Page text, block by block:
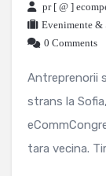
pr [ @ ]
Evenimente &
0 Comments
Antreprenorii
strans la
tara vecina.